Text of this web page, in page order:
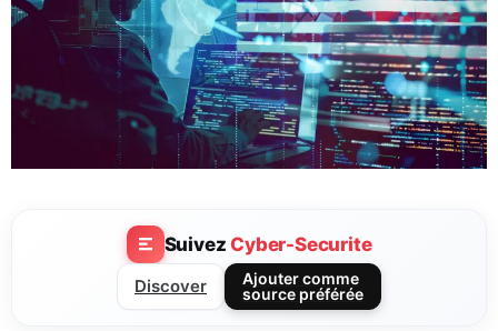
SuivezCyber-Securite
Discover
Ajouter comme
source préférée